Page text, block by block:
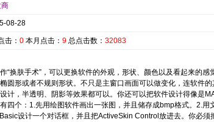
08-28
击： 0 本月点击： 9 总点击数： 32083
“换肤手术”，可以更换软件的外观，形状、颜色以及看起来的感
圆形或者不规则形状。不只是主窗口画面可以做变化，连软件
计，半透明、阴影等效果都可以。你还可以把软件设计得像是
四个：1.先用绘图软件画出一张图，并且储存成bmp格式。2.用
设计一个对话框，并且把ActiveSkin Control放进去。你必须